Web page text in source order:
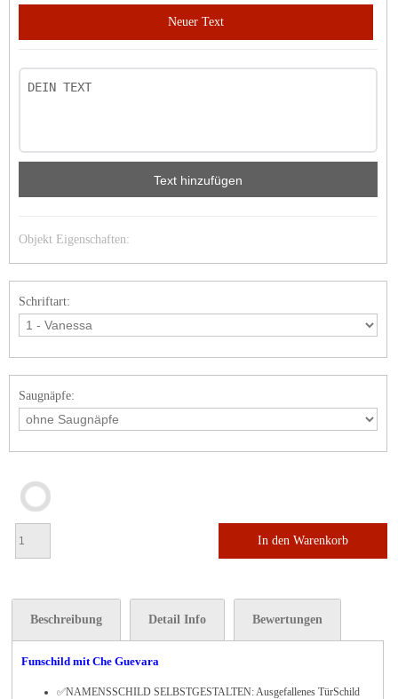
Neuer Text
Text hinzufügen
Objekt Eigenschaften:
Schriftart:
Saugnäpfe:
In den Warenkorb
Beschreibung Detail Info Bewertungen
Funschild mit Che Guevara
✅NAMENSSCHILD SELBSTGESTALTEN: Ausgefallenes TürSchild